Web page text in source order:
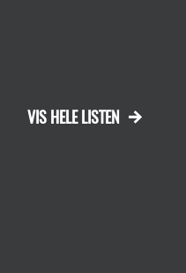
VIS HELE LISTEN